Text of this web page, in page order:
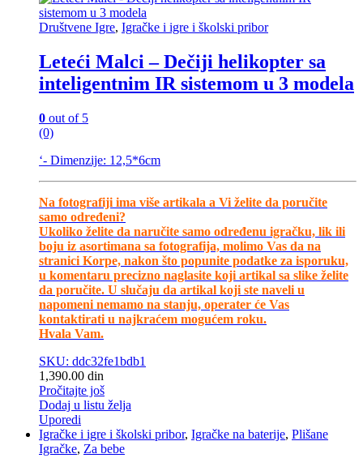
Društvene Igre, Igračke i igre i školski pribor
Leteći Malci – Dečiji helikopter sa
inteligentnim IR sistemom u 3 modela
0 out of 5
(0)
‘- Dimenzije: 12,5*6cm
Na fotografiji ima više artikala a Vi želite da poručite
samo određeni?
Ukoliko želite da naručite samo određenu igračku, lik ili
boju iz asortimana sa fotografija, molimo Vas da na
stranici Korpe, nakon što popunite podatke za isporuku,
u komentaru precizno naglasite koji artikal sa slike želite
da poručite. U slučaju da artikal koji ste naveli u
napomeni nemamo na stanju, operater će Vas
kontaktirati u najkraćem mogućem roku.
Hvala Vam.
SKU: ddc32fe1bdb1
1,390.00 din
Pročitajte još
Dodaj u listu želja
Uporedi
Igračke i igre i školski pribor, Igračke na baterije, Plišane
Igračke, Za bebe